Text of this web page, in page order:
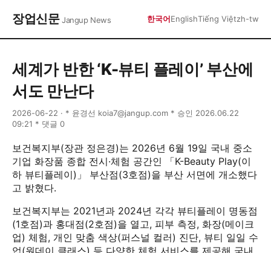
장업신문Jangup News 한국어EnglishTiếng Việtzh-tw
세계가 반한 ‘K-뷰티 플레이’ 부산에
서도 만난다
2026-06-22 · * 윤경선 koia7@jangup.com * 승인 2026.06.22
09:21 * 댓글 0
보건복지부(장관 정은경)는 2026년 6월 19일 국내 중소
기업 화장품 종합 전시·체험 공간인 「K-Beauty Play(이
하 뷰티플레이)」 부산점(3호점)을 부산 서면에 개소했다
고 밝혔다.
보건복지부는 2021년과 2024년 각각 뷰티플레이 명동점
(1호점)과 홍대점(2호점)을 열고, 피부 측정, 화장(메이크
업) 체험, 개인 맞춤 색상(퍼스널 컬러) 진단, 뷰티 일일 수
업(원데이 클래스) 등 다양한 체험 서비스를 제공해 국내